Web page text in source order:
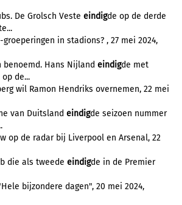
De Grolsch Veste eindigde op de derde
in stadions? , 27 mei 2024,
benoemd. Hans Nijland eindigde met
de...
wil Ramon Hendriks overnemen, 22 mei
van Duitsland eindigde seizoen nummer
op de radar bij Liverpool en Arsenal, 22
die als tweede eindigde in de Premier
bijzondere dagen", 20 mei 2024,